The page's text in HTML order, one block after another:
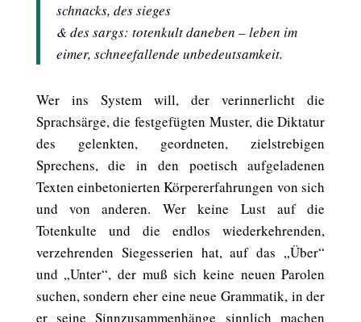
schnacks, des sieges
& des sargs: totenkult daneben – leben im
eimer, schneefallende unbedeutsamkeit.
Wer ins System will, der verinnerlicht die
Sprachsärge, die festgefügten Muster, die Diktatur
des gelenkten, geordneten, zielstrebigen
Sprechens, die in den poetisch aufgeladenen
Texten einbetonierten Körpererfahrungen von sich
und von anderen. Wer keine Lust auf die
Totenkulte und die endlos wiederkehrenden,
verzehrenden Siegesserien hat, auf das „Über“
und „Unter“, der muß sich keine neuen Parolen
suchen, sondern eher eine neue Grammatik, in der
er seine Sinnzusammenhänge sinnlich machen